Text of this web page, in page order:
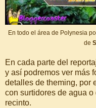
En todo el área de Polynesia
de
En cada parte del
y así podremos ver más
detalles de theming, por
con surtidores de agua o
recinto.